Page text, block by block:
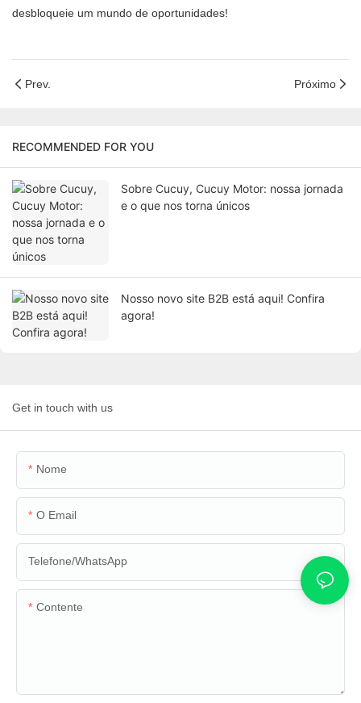
desbloqueie um mundo de oportunidades!
Prev. Próximo
RECOMMENDED FOR YOU
Sobre Cucuy, Cucuy Motor: nossa jornada
e o que nos torna únicos
Nosso novo site B2B está aqui! Confira
agora!
Get in touch with us
Nome
O Email
Telefone/WhatsApp
Contente